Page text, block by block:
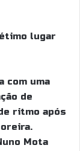
lugar
com uma
de
ritmo após
Mota